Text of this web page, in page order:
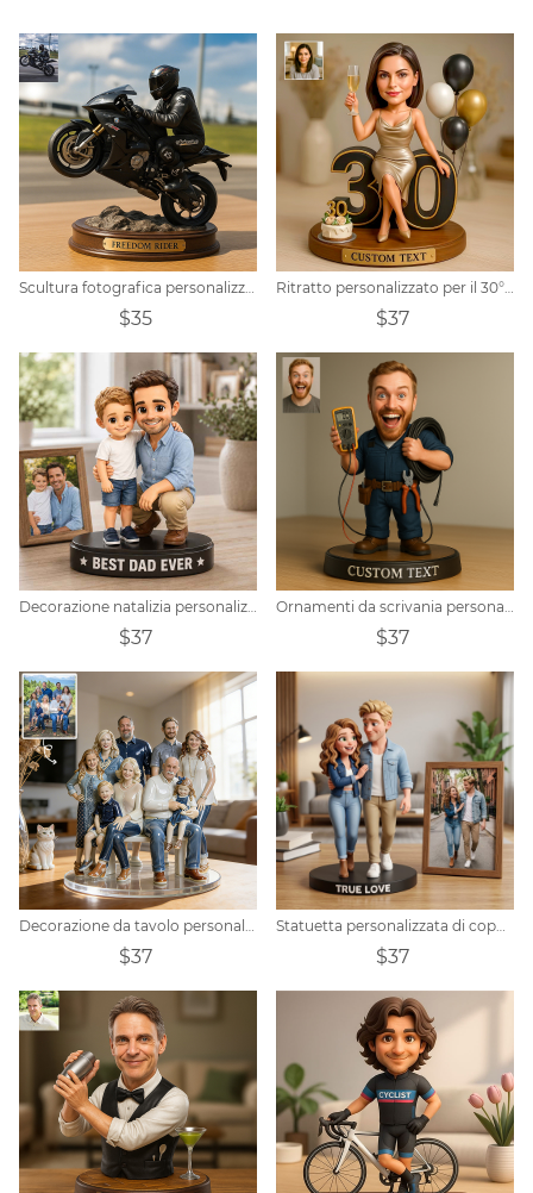
Scultura fotografica personalizzata per moto
$35
Ritratto personalizzato per il 30° compleanno di una donna
$37
Decorazione natalizia personalizzata per la Festa del Papà, in stile chibi e a tema Pixar, con foto.
$37
Ornamenti da scrivania personalizzati a tema elettricista 3
$37
Decorazione da tavolo personalizzata con foto di famiglia.
$37
Statuetta personalizzata di coppia di personaggi dei cartoni animati in stile Pixar
$37